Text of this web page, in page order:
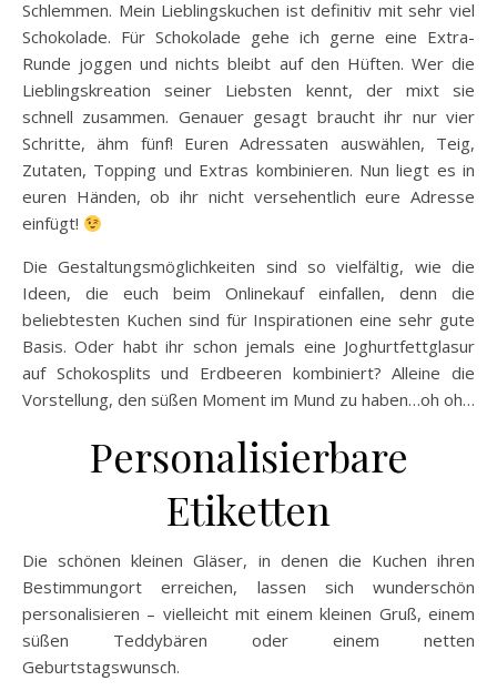
Schlemmen. Mein Lieblingskuchen ist definitiv mit sehr viel
Schokolade. Für Schokolade gehe ich gerne eine Extra-
Runde joggen und nichts bleibt auf den Hüften. Wer die
Lieblingskreation seiner Liebsten kennt, der mixt sie
schnell zusammen. Genauer gesagt braucht ihr nur vier
Schritte, ähm fünf! Euren Adressaten auswählen, Teig,
Zutaten, Topping und Extras kombinieren. Nun liegt es in
euren Händen, ob ihr nicht versehentlich eure Adresse
einfügt!
Die Gestaltungsmöglichkeiten sind so vielfältig, wie die
Ideen, die euch beim Onlinekauf einfallen, denn die
beliebtesten Kuchen sind für Inspirationen eine sehr gute
Basis. Oder habt ihr schon jemals eine Joghurtfettglasur
auf Schokosplits und Erdbeeren kombiniert? Alleine die
Vorstellung, den süßen Moment im Mund zu haben…oh oh…
Personalisierbare
Etiketten
Die schönen kleinen Gläser, in denen die Kuchen ihren
Bestimmungort erreichen, lassen sich wunderschön
personalisieren – vielleicht mit einem kleinen Gruß, einem
süßen Teddybären oder einem netten
Geburtstagswunsch.